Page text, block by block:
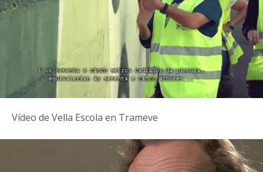
Vídeo de Vella Escola en Trameve